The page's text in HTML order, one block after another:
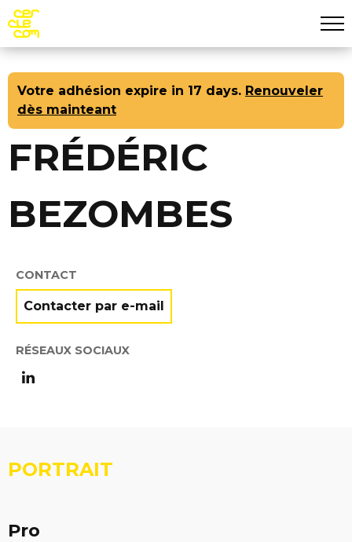
Aller au contenu principal
Votre adhésion expire in 17 days. Renouveler
dès mainteant
FRÉDÉRIC
BEZOMBES
CONTACT
Contacter par e-mail
Page linkedin de Frédéric Bezombes - Le Bureau
PORTRAIT
Pro